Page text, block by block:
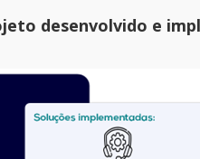
desenvolvido e